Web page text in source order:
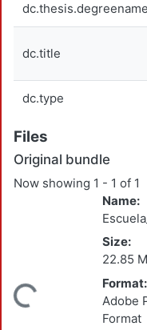
dc.thesis.degreename
dc.title
dc.type
Files
Original bundle
Now showing 1 - 1 of 1
Name:
Size:
22.85
Format:
Adobe
Format